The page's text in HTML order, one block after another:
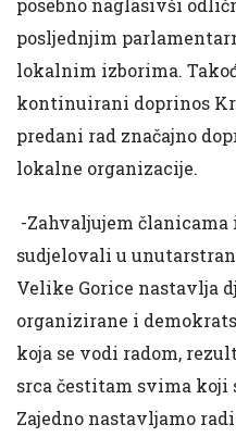
posebno naglasivši
posljednjim
lokalnim izborima.
kontinuirani doprinos
predani rad značajno
lokalne organizacije.
-Zahvaljujem
sudjelovali u
Velike Gorice nastavlja
organizirane i
koja se vodi radom,
srca čestitam svima koji
Zajedno nastavljamo